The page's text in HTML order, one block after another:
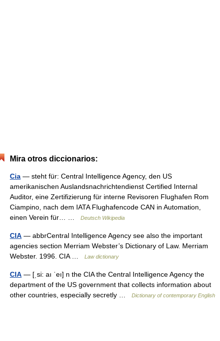
Mira otros diccionarios:
Cia — steht für: Central Intelligence Agency, den US
amerikanischen Auslandsnachrichtendienst Certified Internal
Auditor, eine Zertifizierung für interne Revisoren Flughafen Rom
Ciampino, nach dem IATA Flughafencode CAN in Automation,
einen Verein für… …
Deutsch Wikipedia
CIA — abbrCentral Intelligence Agency see also the important
agencies section Merriam Webster’s Dictionary of Law. Merriam
Webster. 1996. CIA …
Law dictionary
CIA — [ˌsi: aı ˈeı] n the CIA the Central Intelligence Agency the
department of the US government that collects information about
other countries, especially secretly …
Dictionary of contemporary English